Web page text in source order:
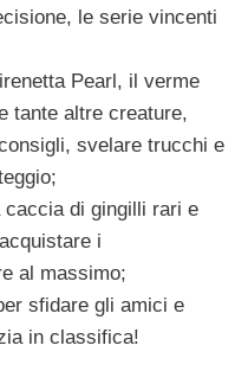
le serie vincenti
Pearl, il verme
tante altre creature,
svelare trucchi e
di gingilli rari e
i
al massimo;
sfidare gli amici e
in classifica!